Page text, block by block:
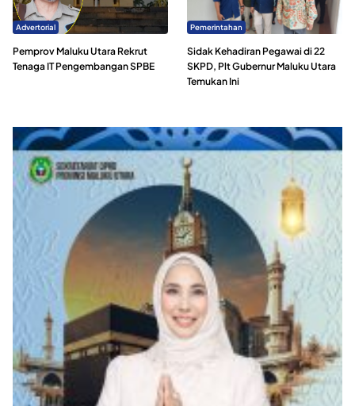
Advertorial
Pemprov Maluku Utara Rekrut
Tenaga IT Pengembangan SPBE
Pemerintahan
Sidak Kehadiran Pegawai di 22
SKPD, Plt Gubernur Maluku Utara
Temukan Ini